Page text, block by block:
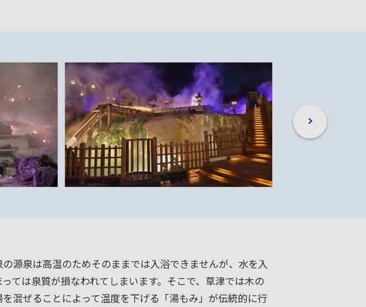
の源泉は高温のためそのままでは入浴できませんが、水を入
ては泉質が損なわれてしまいます。そこで、草津では木の
混ぜることによって温度を下げる「湯もみ」が伝統的に行